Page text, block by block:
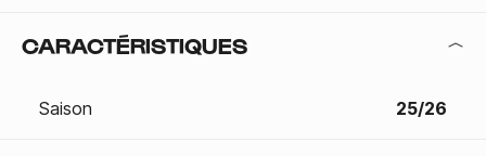
CARACTÉRISTIQUES
Saison 25/26